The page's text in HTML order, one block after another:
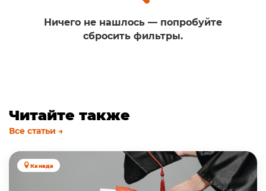
Ничего не нашлось — попробуйте
сбросить фильтры.
Читайте также
Все статьи →
Канада